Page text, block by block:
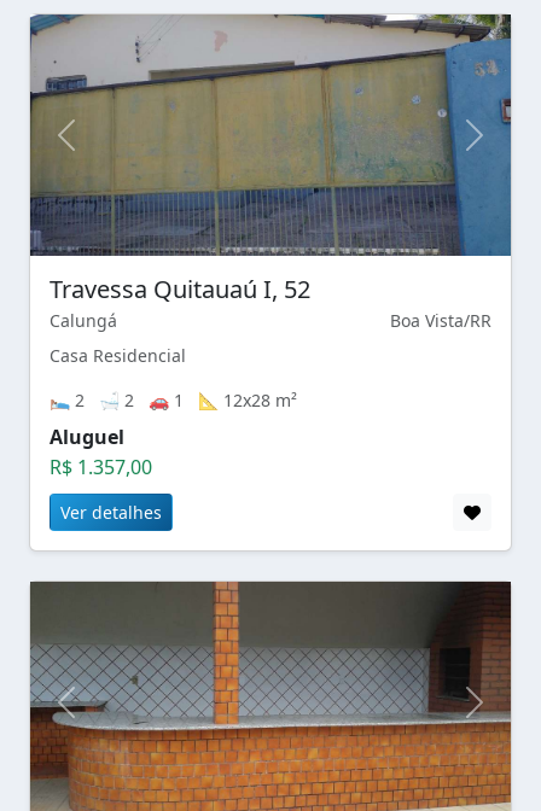
Travessa Quitauaú I, 52
Calungá
Boa Vista/RR
Casa Residencial
🛌 2 🛁 2 🚗 1 📐 12x28 m²
Aluguel
R$ 1.357,00
Ver detalhes